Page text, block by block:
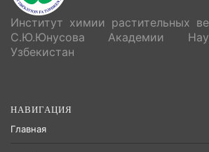
Институт химии растительных
С.Ю.Юнусова Академии
Узбекистан
НАВИГАЦИЯ
Главная